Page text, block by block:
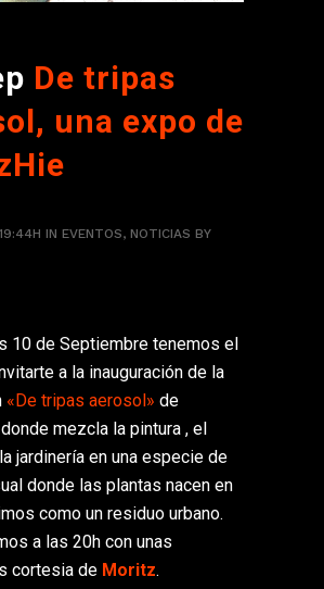
De tripas
una expo de
IN EVENTOS, NOTICIAS BY
10 de Septiembre tenemos el
a la inauguración de la
«De tripas aerosol» de
donde mezcla la pintura , el
jardinería en una especie de
donde las plantas nacen en
como un residuo urbano.
a las 20h con unas
cortesia de Moritz.